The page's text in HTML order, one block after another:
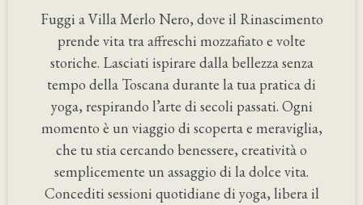
Fuggi a Villa Merlo Nero, dove il Rinascimento
prende vita tra affreschi mozzafiato e volte
storiche. Lasciati ispirare dalla bellezza senza
tempo della Toscana durante la tua pratica di
yoga, respirando l’arte di secoli passati. Ogni
momento è un viaggio di scoperta e meraviglia,
che tu stia cercando benessere, creatività o
semplicemente un assaggio di la dolce vita.
Concediti sessioni quotidiane di yoga, libera il